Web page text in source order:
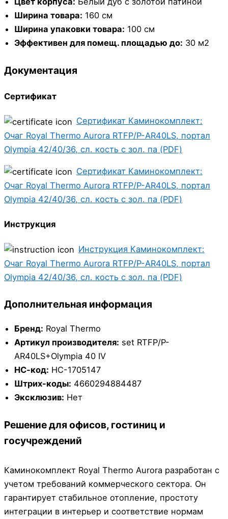
Ширина товара: 160 см
Ширина упаковки товара: 100 см
Эффективен для помещ. площадью до: 30 м2
Документация
Сертификат
Сертификат Каминокомплект:
Очаг Royal Thermo Aurora RTFP/P-AR40LS, портал
Olympia 42/40/36, сл. кость с зол. па (PDF)
Сертификат Каминокомплект:
Очаг Royal Thermo Aurora RTFP/P-AR40LS, портал
Olympia 42/40/36, сл. кость с зол. па (PDF)
Инструкция
Инструкция Каминокомплект:
Очаг Royal Thermo Aurora RTFP/P-AR40LS, портал
Olympia 42/40/36, сл. кость с зол. па (PDF)
Дополнительная информация
Бренд: Royal Thermo
Артикул производителя: set RTFP/P-
AR40LS+Olympia 40 IV
НС-код: НС-1705147
Штрих-коды: 4660294884487
Эксклюзив: Нет
Решение для офисов, гостиниц и
госучреждений
Каминокомплект Royal Thermo Aurora разработан с
учетом требований коммерческого сектора. Он
гарантирует стабильное отопление, простоту
интеграции в интерьер и соответствие нормам